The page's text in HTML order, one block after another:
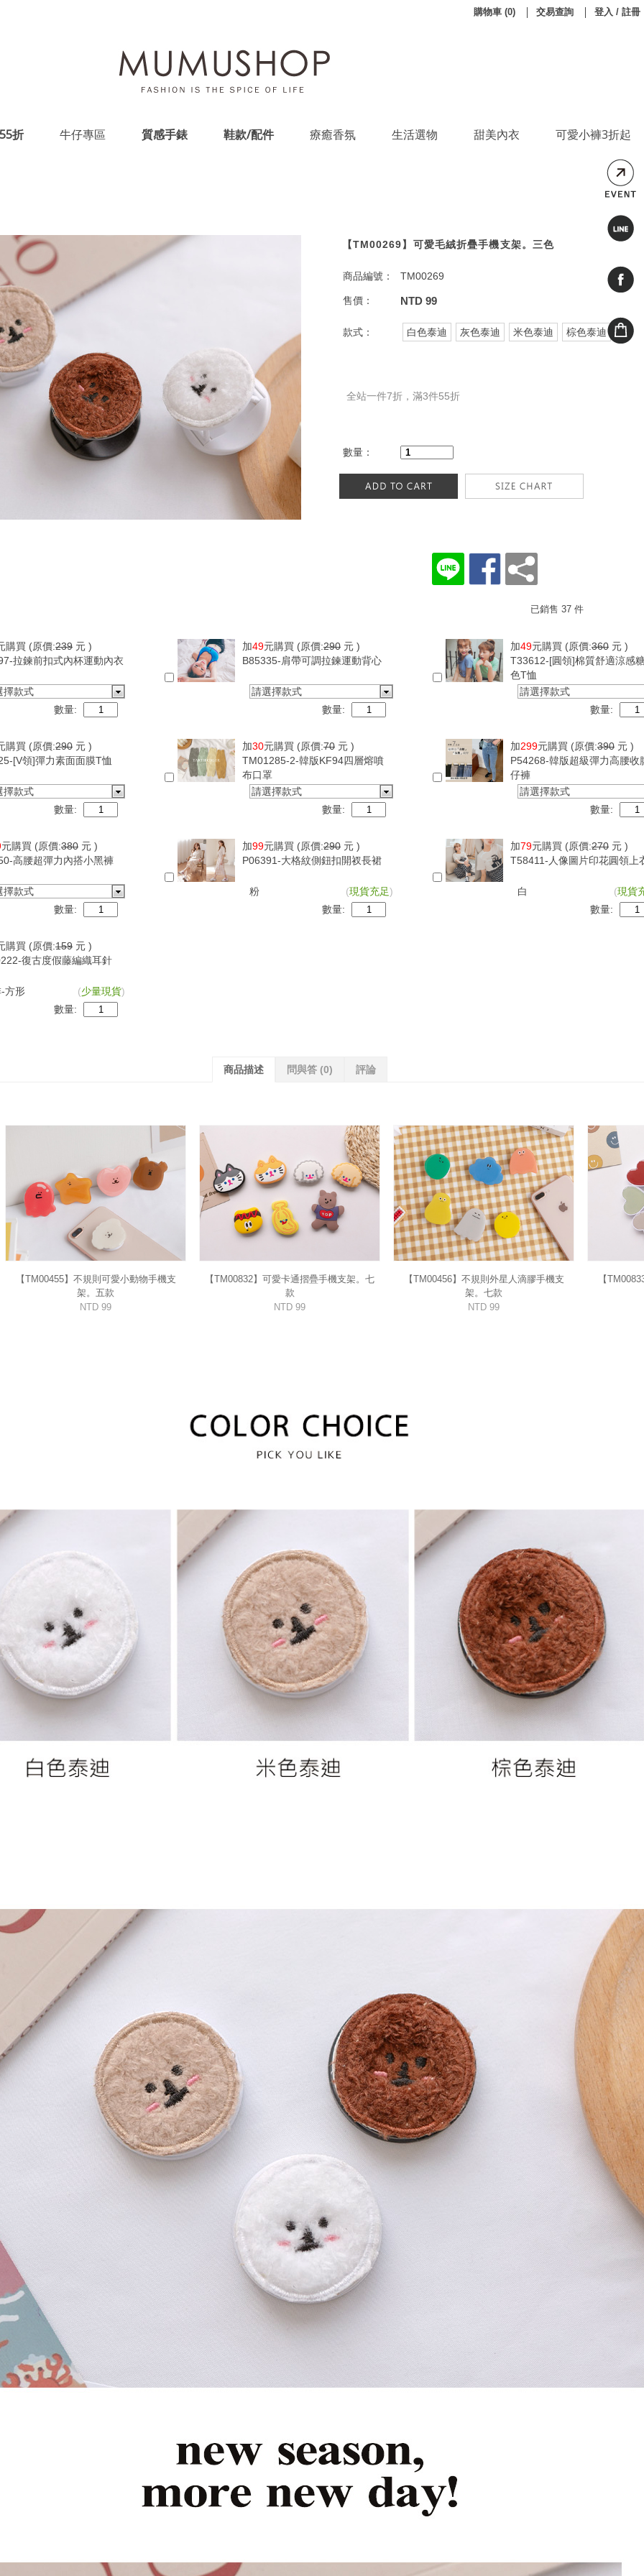
折 牛仔專區 質感手錶 鞋款/配件 療癒香氛 生活選物 甜美內衣 可愛小褲3折起
購物車 (0) 交易查詢 登入 / 註冊
【TM00269】可愛毛絨折疊手機支架。三色
商品編號： TM00269
售價： NTD 99
款式： 白色泰迪 灰色泰迪 米色泰迪 棕色泰迪
全站一件7折，滿3件55折
數量：
已銷售 37 件
購買 (原價:239 元 )
拉鍊前扣式內杯運動內衣
擇款式
數量:
加49元購買 (原價:290 元 )
B85335-肩帶可調拉鍊運動背心
請選擇款式
數量:
加49元購買 (原價:360 元 )
T33612-[圓領]棉質舒適涼感
色T恤
請選擇款式
數量:
購買 (原價:290 元 )
[V領]彈力素面面膜T恤
擇款式
數量:
加30元購買 (原價:70 元 )
TM01285-2-韓版KF94四層熔噴
布口罩
請選擇款式
數量:
加299元購買 (原價:390 元 )
P54268-韓版超級彈力高腰收
仔褲
請選擇款式
數量:
元購買 (原價:380 元 )
高腰超彈力內搭小黑褲
擇款式
數量:
加99元購買 (原價:290 元 )
P06391-大格紋側鈕扣開衩長裙
粉 (現貨充足)
數量:
加79元購買 (原價:270 元 )
T58411-人像圖片印花圓領上
白 (現貨
數量:
購買 (原價:159 元 )
復古度假藤編織耳針
方形 (少量現貨)
數量:
商品描述 問與答 (0) 評論